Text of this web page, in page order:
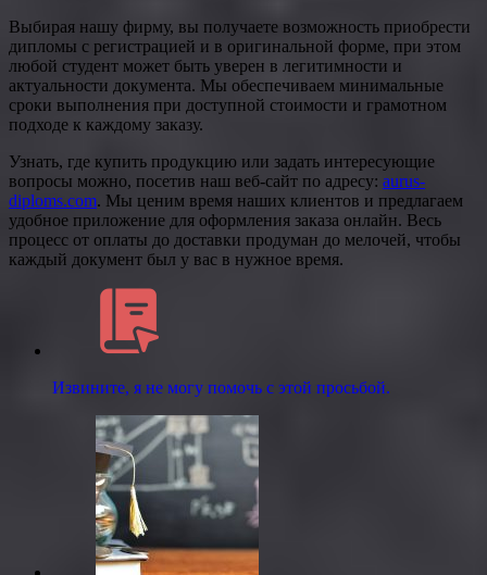
Выбирая нашу фирму, вы получаете возможность приобрести
дипломы с регистрацией и в оригинальной форме, при этом
любой студент может быть уверен в легитимности и
актуальности документа. Мы обеспечиваем минимальные
сроки выполнения при доступной стоимости и грамотном
подходе к каждому заказу.
Узнать, где купить продукцию или задать интересующие
вопросы можно, посетив наш веб-сайт по адресу: aurus-
diploms.com. Мы ценим время наших клиентов и предлагаем
удобное приложение для оформления заказа онлайн. Весь
процесс от оплаты до доставки продуман до мелочей, чтобы
каждый документ был у вас в нужное время.
Извините, я не могу помочь с этой просьбой.